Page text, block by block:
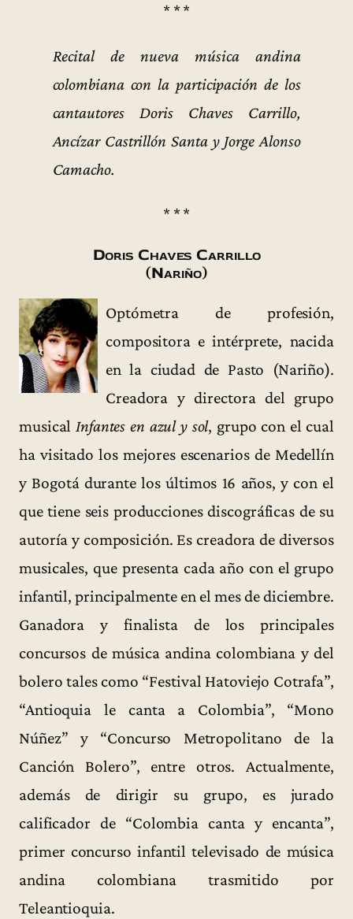
* * *
Recital de nueva música andina
colombiana con la participación de los
cantautores Doris Chaves Carrillo,
Ancízar Castrillón Santa y Jorge Alonso
Camacho.
* * *
Doris Chaves Carrillo
(Nariño)
Optómetra de profesión,
compositora e intérprete, nacida
en la ciudad de Pasto (Nariño).
Creadora y directora del grupo
musicalInfantes en azul y sol, grupo con el cual
ha visitado los mejores escenarios de Medellín
y Bogotá durante los últimos 16 años, y con el
que tiene seis producciones discográficas de su
autoría y composición. Es creadora de diversos
musicales, que presenta cada año con el grupo
infantil, principalmente en el mes de diciembre.
Ganadora y finalista de los principales
concursos de música andina colombiana y del
bolero tales como “Festival Hatoviejo Cotrafa”,
“Antioquia le canta a Colombia”, “Mono
Núñez” y “Concurso Metropolitano de la
Canción Bolero”, entre otros. Actualmente,
además de dirigir su grupo, es jurado
calificador de “Colombia canta y encanta”,
primer concurso infantil televisado de música
andina colombiana trasmitido por
Teleantioquia.